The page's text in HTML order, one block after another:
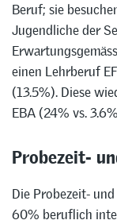
Beruf; sie
Jugendliche der
einen Lehrberuf
(13.5%). Diese
EBA (24% vs.
Probezeit-
Die Probezeit-
60% beruflich